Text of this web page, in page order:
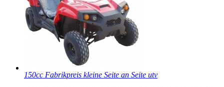
150cc Fabrikpreis kleine Seite an Seite utv